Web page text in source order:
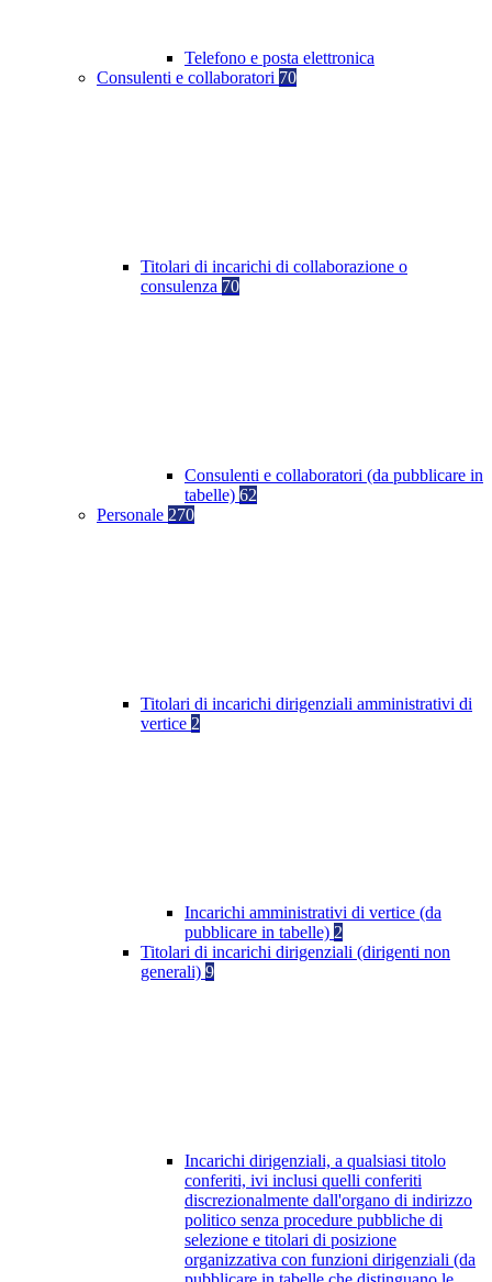
Telefono e posta elettronica
Consulenti e collaboratori 70
Titolari di incarichi di collaborazione o
consulenza 70
Consulenti e collaboratori (da pubblicare in
tabelle) 62
Personale 270
Titolari di incarichi dirigenziali amministrativi di
vertice 2
Incarichi amministrativi di vertice (da
pubblicare in tabelle) 2
Titolari di incarichi dirigenziali (dirigenti non
generali) 9
Incarichi dirigenziali, a qualsiasi titolo
conferiti, ivi inclusi quelli conferiti
discrezionalmente dall'organo di indirizzo
politico senza procedure pubbliche di
selezione e titolari di posizione
organizzativa con funzioni dirigenziali (da